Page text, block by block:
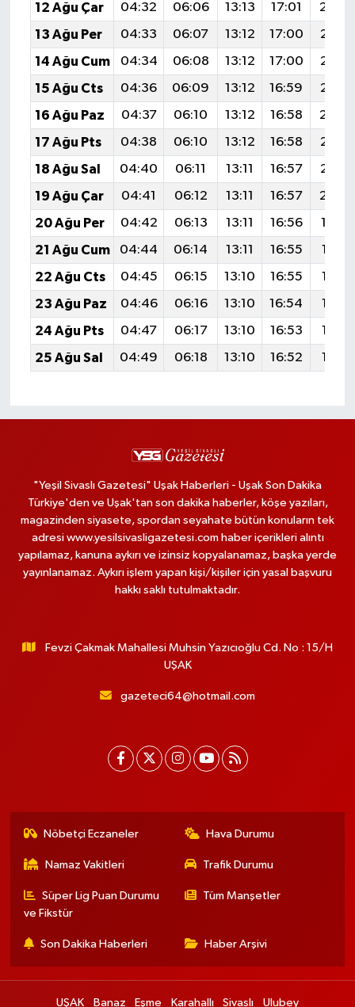
12 Ağu Çar
04:32 06:06 13:13 17:01
13 Ağu Per
04:33 06:07 13:12 17:00
14 Ağu Cum
04:34 06:08 13:12 17:00
15 Ağu Cts
04:36 06:09 13:12 16:59
16 Ağu Paz
04:37 06:10 13:12 16:58
17 Ağu Pts
04:38 06:10 13:12 16:58
18 Ağu Sal
04:40 06:11 13:11 16:57
19 Ağu Çar
04:41 06:12 13:11 16:57
20 Ağu Per
04:42 06:13 13:11 16:56
19:59
21 Ağu Cum
04:44 06:14 13:11 16:55
19:57
22 Ağu Cts
04:45 06:15 13:10 16:55
19:56
23 Ağu Paz
04:46 06:16 13:10 16:54
19:55
24 Ağu Pts
04:47 06:17 13:10 16:53
19:53
25 Ağu Sal
04:49 06:18 13:10 16:52 19:52
"Yeşil Sivaslı Gazetesi" Uşak Haberleri - Uşak Son Dakika
Türkiye'den ve Uşak'tan son dakika haberler, köşe yazıları,
magazinden siyasete, spordan seyahate bütün konuların tek
adresi www.yesilsivasligazetesi.com haber içerikleri alıntı
yapılamaz, kanuna aykırı ve izinsiz kopyalanamaz, başka yerde
yayınlanamaz. Aykırı işlem yapan kişi/kişiler için yasal başvuru
hakkı saklı tutulmaktadır.
Fevzi Çakmak Mahallesi Muhsin Yazıcıoğlu Cd. No : 15/H
UŞAK
gazeteci64@hotmail.com
Nöbetçi Eczaneler Hava Durumu
Namaz Vakitleri Trafik Durumu
Süper Lig Puan Durumu
ve Fikstür
Tüm Manşetler
Son Dakika Haberleri Haber Arşivi
UŞAK Banaz Eşme Karahallı Sivaslı Ulubey